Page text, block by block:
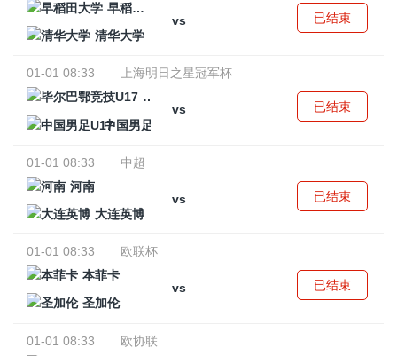
早稻田大学
vs
清华大学
已结束
01-01 08:33
上海明日之星冠军杯
毕尔巴鄂竞技U17
vs
中国男足U17
已结束
01-01 08:33
中超
河南
vs
大连英博
已结束
01-01 08:33
欧联杯
本菲卡
vs
圣加伦
已结束
01-01 08:33
欧协联